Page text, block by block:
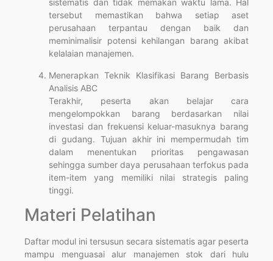
sistematis dan tidak memakan waktu lama. Hal
tersebut memastikan bahwa setiap aset
perusahaan terpantau dengan baik dan
meminimalisir potensi kehilangan barang akibat
kelalaian manajemen.
Menerapkan Teknik Klasifikasi Barang Berbasis
Analisis ABC
Terakhir, peserta akan belajar cara
mengelompokkan barang berdasarkan nilai
investasi dan frekuensi keluar-masuknya barang
di gudang. Tujuan akhir ini mempermudah tim
dalam menentukan prioritas pengawasan
sehingga sumber daya perusahaan terfokus pada
item-item yang memiliki nilai strategis paling
tinggi.
Materi Pelatihan
Daftar modul ini tersusun secara sistematis agar peserta
mampu menguasai alur manajemen stok dari hulu